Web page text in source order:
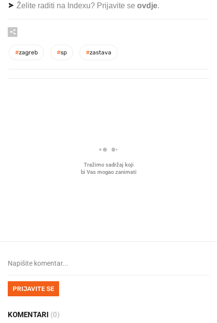
Želite raditi na Indexu? Prijavite se ovdje.
#zagreb #sp #zastava
PRIJAVITE SE
KOMENTARI (0)